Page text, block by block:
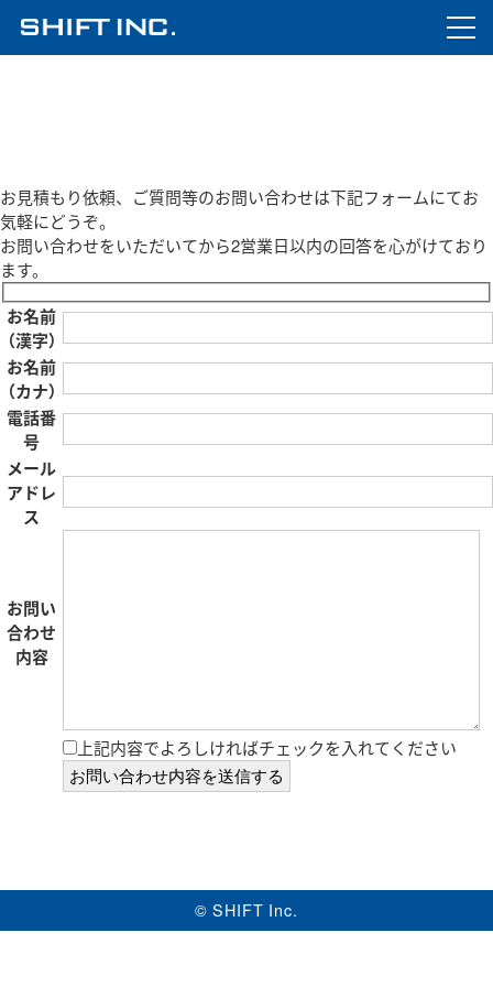
お問い合わせ・お見積り
お見積もり依頼、ご質問等のお問い合わせは下記フォームにてお
気軽にどうぞ。
お問い合わせをいただいてから2営業日以内の回答を心がけており
ます。
お名前
（漢字）
お名前
（カナ）
電話番
号
メール
アドレ
ス
お問い
合わせ
内容
上記内容でよろしければチェックを入れてください
©SHIFT Inc.